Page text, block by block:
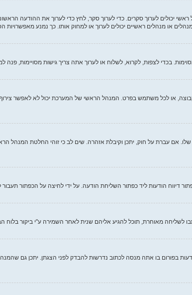
ראשי יכולים לערוך סקרים. כדי לערוך סקר, לחץ כדי לערוך את ההודעה
או מנהלים ראשיים יכולים לערוך או למחוק אותו. כך נמנע
בכדי לצפות, לקרוא, לשלוח או לערוך אתה צריך גישות מסויימות,
או לכל משתמש בפרט. המנהל הראשי של המערכת יכול לא לאפשר
הודעות ליד כפתור השליחת הודעה. על ידי לחיצה על הכפתור תעבור
לשליחה מאוחרת, תוכל להגיע אליהם שנית לאחר השמירה ע"י ביקור
בפורום בו אתה מנסה לכתוב נדרשות להבדק לפני הצגתן. יתכן גם